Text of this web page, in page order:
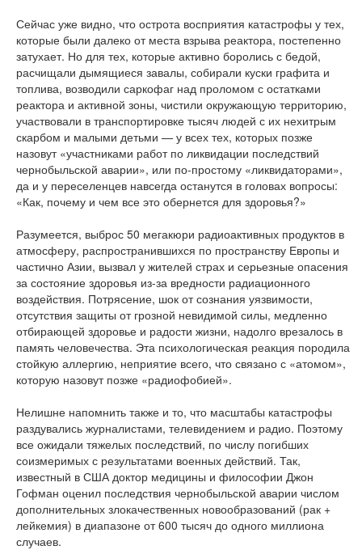
Сейчас уже видно, что острота восприятия катастрофы у тех,
которые были далеко от места взрыва реактора, постепенно
затухает. Но для тех, которые активно боролись с бедой,
расчищали дымящиеся завалы, собирали куски графита и
топлива, возводили саркофаг над проломом с остатками
реактора и активной зоны, чистили окружающую территорию,
участвовали в транспортировке тысяч людей с их нехитрым
скарбом и малыми детьми — у всех тех, которых позже
назовут «участниками работ по ликвидации последствий
чернобыльской аварии», или по-простому «ликвидаторами»,
да и у переселенцев навсегда останутся в головах вопросы:
«Как, почему и чем все это обернется для здоровья?»
Разумеется, выброс 50 мегакюри радиоактивных продуктов в
атмосферу, распространившихся по пространству Европы и
частично Азии, вызвал у жителей страх и серьезные опасения
за состояние здоровья из-за вредности радиационного
воздействия. Потрясение, шок от сознания уязвимости,
отсутствия защиты от грозной невидимой силы, медленно
отбирающей здоровье и радости жизни, надолго врезалось в
память человечества. Эта психологическая реакция породила
стойкую аллергию, неприятие всего, что связано с «атомом»,
которую назовут позже «радиофобией».
Нелишне напомнить также и то, что масштабы катастрофы
раздувались журналистами, телевидением и радио. Поэтому
все ожидали тяжелых последствий, по числу погибших
соизмеримых с результатами военных действий. Так,
известный в США доктор медицины и философии Джон
Гофман оценил последствия чернобыльской аварии числом
дополнительных злокачественных новообразований (рак +
лейкемия) в диапазоне от 600 тысяч до одного миллиона
случаев.